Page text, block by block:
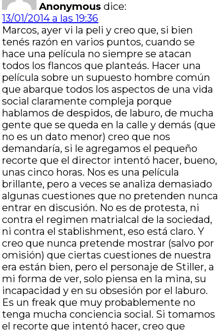
Anonymous dice:
13/01/2014 a las 19:36
Marcos, ayer vi la peli y creo que, si bien
tenés razón en varios puntos, cuando se
hace una película no siempre se atacan
todos los flancos que planteás. Hacer una
película sobre un supuesto hombre común
que abarque todos los aspectos de una vida
social claramente compleja porque
hablamos de despidos, de laburo, de mucha
gente que se queda en la calle y demás (que
no es un dato menor) creo que nos
demandaría, si le agregamos el pequeño
recorte que el director intentó hacer, bueno,
unas cinco horas. Nos es una película
brillante, pero a veces se analiza demasiado
algunas cuestiones que no pretenden nunca
entrar en discusión. No es de protesta, ni
contra el regimen matrialcal de la sociedad,
ni contra el stablishment, eso está claro. Y
creo que nunca pretende mostrar (salvo por
omisión) que ciertas cuestiones de nuestra
era están bien, pero el personaje de Stiller, a
mi forma de ver, solo piensa en la mina, su
incapacidad y en su obsesión por el laburo.
Es un freak que muy probablemente no
tenga mucha conciencia social. Si tomamos
el recorte que intentó hacer, creo que